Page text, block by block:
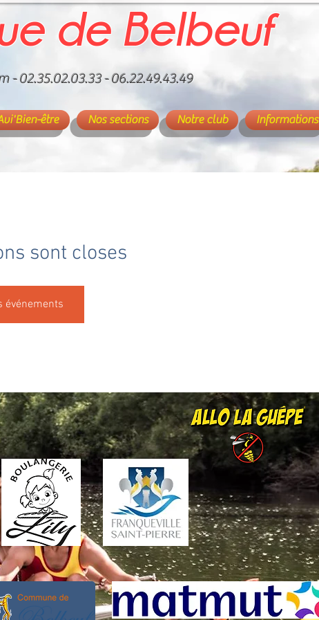
de Belbeuf
- 02.35.02.03.33 - 06.22.49.43.49
être Nos sections Notre club Informations
sont closes
événements